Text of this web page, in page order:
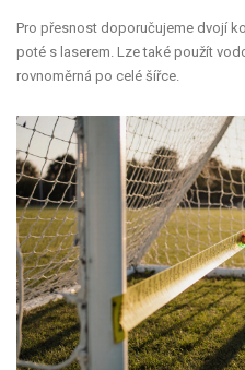
Pro přesnost doporučujeme dvojí
poté s laserem. Lze také použít
rovnoměrná po celé šířce.